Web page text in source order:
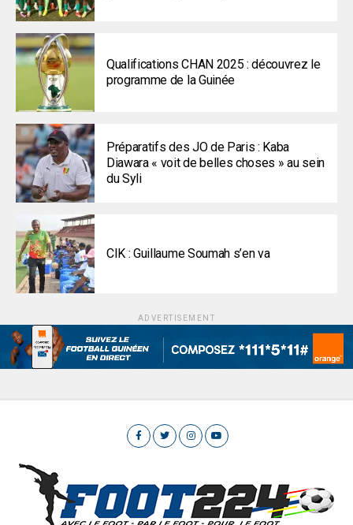
Qualifications CHAN 2025 : découvrez le
programme de la Guinée
Préparatifs des JO de Paris : Kaba
Diawara « voit de belles choses » au sein
du Syli
CIK : Guillaume Soumah s’en va
ADVERTISEMENT